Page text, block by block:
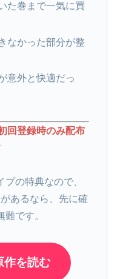
た巻まで一気に買
なかった部分が整
意外と快適だっ
回登録時のみ配布
の特典なので、
あるなら、先に確
です。
作を読む